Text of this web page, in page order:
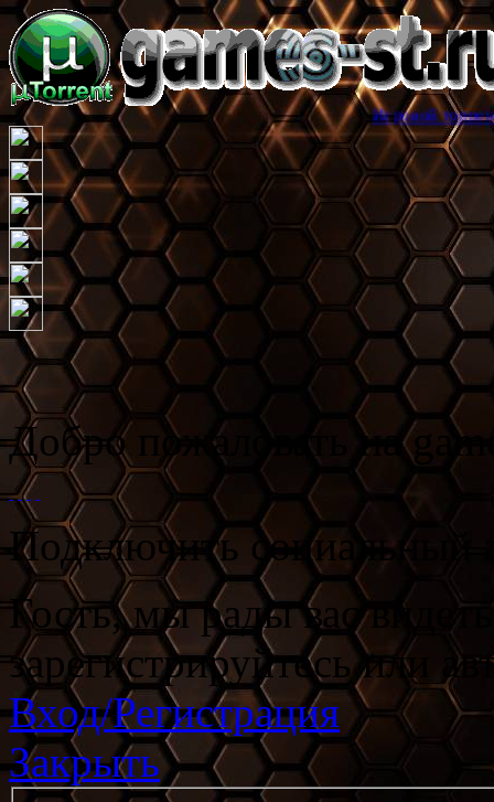
Игровой торрент трекер
Добро пожаловать на
Подключить социальный
Гость, мы рады вас
зарегистрируйтесь или
Вход/Регистрация
Закрыть